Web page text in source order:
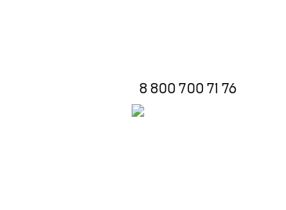
8 800 700 71 76